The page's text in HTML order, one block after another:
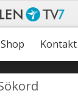
Shop Kontakt